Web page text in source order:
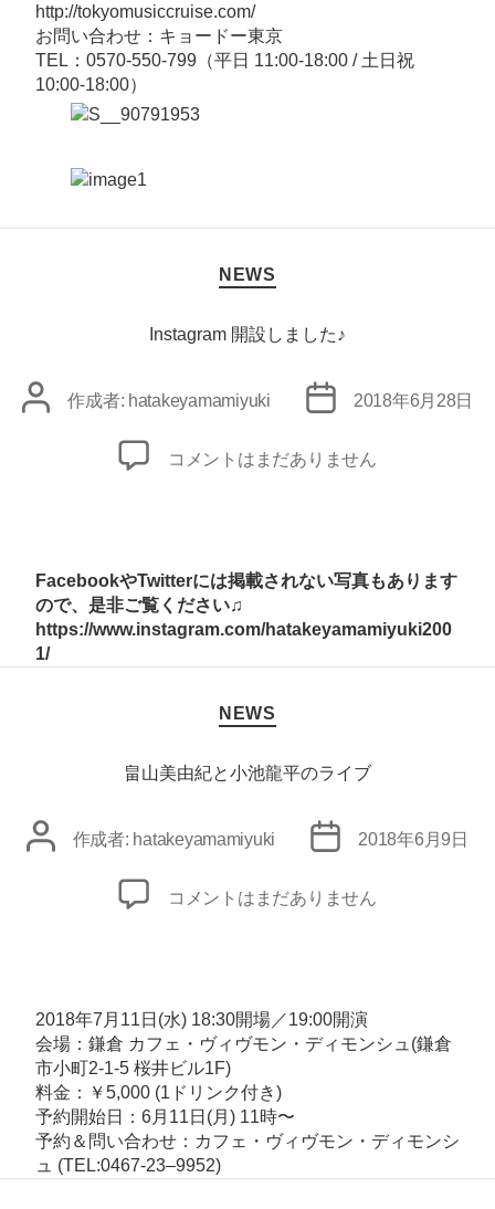
http://tokyomusiccruise.com/
お問い合わせ：キョードー東京
TEL：0570-550-799（平日 11:00-18:00 / 土日祝
10:00-18:00）
カ
テ
リ
NEWS
Instagram 開設しました♪
投
作成者: hatakeyamamiyuki
投
日
2018年6月28日
Instagram
ま
し
た
コメントはまだありません
FacebookやTwitterには掲載されない写真もあります
ので、是非ご覧ください♫
https://www.instagram.com/hatakeyamamiyuki200
1/
カ
テ
リ
NEWS
畠山美由紀と小池龍平のライブ
投
作成者: hatakeyamamiyuki
投
日
2018年6月9日
畠
紀
と
小
池
龍
平
の
コメントはまだありません
2018年7月11日(水) 18:30開場／19:00開演
会場： 鎌倉 カフェ・ヴィヴモン・ディモンシュ (鎌倉
市小町2-1-5 桜井ビル1F)
料金：￥5,000 (1ドリンク付き)
予約開始日：6月11日(月) 11時〜
予約＆問い合わせ：カフェ・ヴィヴモン・ディモンシ
ュ (TEL:0467-23–9952)